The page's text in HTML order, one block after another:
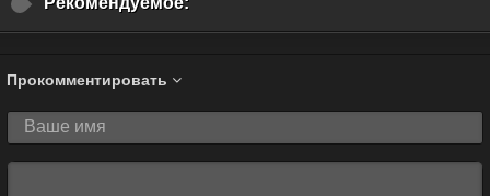
Прокомментировать